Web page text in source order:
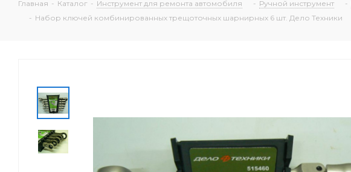
Главная - Каталог - Инструмент для ремонта автомобиля - Ручной инструмент -
- Набор ключей комбинированных трещоточных шарнирных 6 шт. Дело Техники